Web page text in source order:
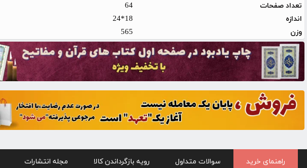
تعداد صفحات 64
اندازه 18*24
وزن 565
راهنمای خرید سوالات متداول رویه بازگرداندن کالا مجله انتشارات